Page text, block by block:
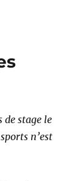
de stage le
n’est